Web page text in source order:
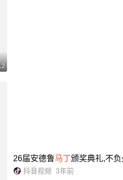
26届安德鲁马丁颁奖典礼,不
抖音视频 3年前